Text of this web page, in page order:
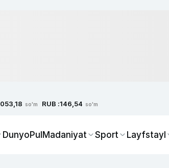
so'm RUB :146,54 so'm
DunyoPulMadaniyat Sport Layfstayl